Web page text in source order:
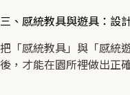
三、感統教具與遊具：設
把「感統教具」與「感統
後，才能在園所裡做出正